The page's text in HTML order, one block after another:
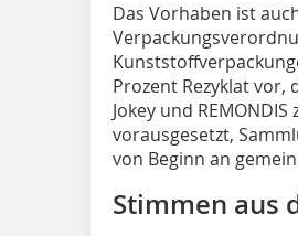
Das Vorhaben ist
Prozent Rezyklat vor,
Jokey und
vorausgesetzt,
von Beginn an
Stimmen aus